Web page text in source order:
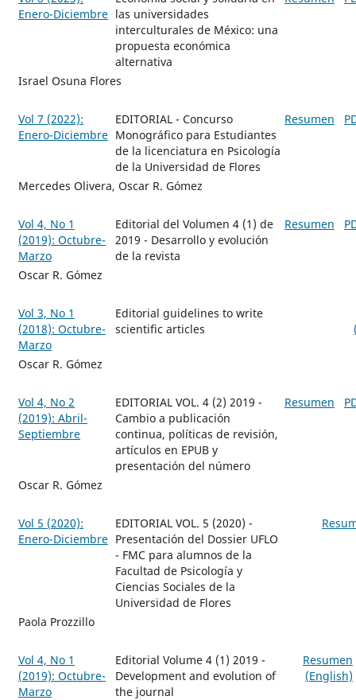
Enero-Diciembre las universidades
interculturales de México: una
propuesta económica
alternativa
Israel Osuna Flores
Vol 7 (2022):
Enero-Diciembre
EDITORIAL - Concurso
Monográfico para Estudiantes
de la licenciatura en Psicología
de la Universidad de Flores
Resumen
Mercedes Olivera, Oscar R. Gómez
Vol 4, No 1
(2019): Octubre-
Marzo
Editorial del Volumen 4 (1) de
2019 - Desarrollo y evolución
de la revista
Resumen
Oscar R. Gómez
Vol 3, No 1
(2018): Octubre-
Marzo
Editorial guidelines to write
scientific articles
Oscar R. Gómez
Vol 4, No 2
(2019): Abril-
Septiembre
EDITORIAL VOL. 4 (2) 2019 -
Cambio a publicación
continua, políticas de revisión,
artículos en EPUB y
presentación del número
Resumen
Oscar R. Gómez
Vol 5 (2020):
Enero-Diciembre
EDITORIAL VOL. 5 (2020) -
Presentación del Dossier UFLO
- FMC para alumnos de la
Facultad de Psicología y
Ciencias Sociales de la
Universidad de Flores
Paola Prozzillo
Vol 4, No 1
(2019): Octubre-
Marzo
Editorial Volume 4 (1) 2019 -
Development and evolution of
the journal
Resumen
(English)